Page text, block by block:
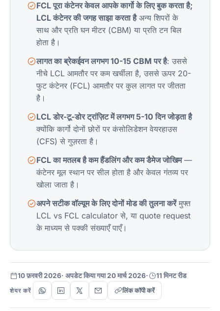
FCL पूरा कंटेनर केवल आपके कार्गो के लिए बुक करता है;
LCL कंटेनर की जगह साझा करता हैअन्य शिपरों के
साथ और प्रति घन मीटर (CBM) या प्रति टन बिल
होता है।
लागत का ब्रेकईवन लगभग 10-15 CBM पर है: उससे
नीचे LCL आमतौर पर कम खर्चीला है, उससे ऊपर 20-
फुट कंटेनर (FCL) आमतौर पर कुल लागत पर जीतता
है।
LCL डोर-टू-डोर ट्रांज़िट में लगभग 5-10 दिन जोड़ता है
क्योंकि कार्गो दोनों छोरों पर कंसोलिडेशन वेयरहाउस
(CFS) से गुज़रता है।
FCL का मतलब है कम हैंडलिंग और कम डैमेज जोखिम—
कंटेनर मूल स्थान पर सील होता है और केवल गंतव्य पर
खोला जाता है।
अपने सटीक वॉल्यूम के लिए दोनों मोड की तुलना करेंमुफ्त
LCL vs FCL calculator से, या quote request
के माध्यम से पक्की संख्याएँ पाएँ।
10 फ़रवरी 2026· अपडेट किया गया 20 मार्च 2026· 11 मिनट रीड
शेयर करें लिंक कॉपी करें